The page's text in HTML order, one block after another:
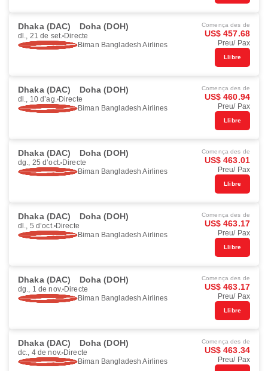
Dhaka (DAC) Doha (DOH)
dl., 21 de set. Directe
Biman Bangladesh Airlines
Comença des de
US$ 457.68
Preu/ Pax
Llibre
Dhaka (DAC) Doha (DOH)
dl., 10 d’ag. Directe
Biman Bangladesh Airlines
Comença des de
US$ 460.94
Preu/ Pax
Llibre
Dhaka (DAC) Doha (DOH)
dg., 25 d’oct. Directe
Biman Bangladesh Airlines
Comença des de
US$ 463.01
Preu/ Pax
Llibre
Dhaka (DAC) Doha (DOH)
dl., 5 d’oct. Directe
Biman Bangladesh Airlines
Comença des de
US$ 463.17
Preu/ Pax
Llibre
Dhaka (DAC) Doha (DOH)
dg., 1 de nov. Directe
Biman Bangladesh Airlines
Comença des de
US$ 463.17
Preu/ Pax
Llibre
Dhaka (DAC) Doha (DOH)
dc., 4 de nov. Directe
Biman Bangladesh Airlines
Comença des de
US$ 463.34
Preu/ Pax